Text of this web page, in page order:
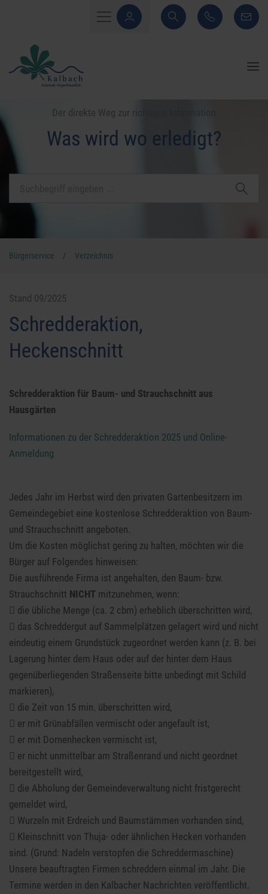
Der direkte Weg zur richtigen Information
Was wird wo erledigt?
Bürgerservice / Verzeichnis
Stand 09/2025
Schredderaktion,
Heckenschnitt
Schredderaktion für Baum- und Strauchschnitt aus
Hausgärten
Informationen zu der Schredderaktion 2025 und Online-
Anmeldung
Jedes Jahr im Herbst wird den privaten Gartenbesitzern im
Gemeindegebiet eine kostenlose Schredderaktion von Baum-
und Strauchschnitt angeboten.
Um die Kosten möglichst gering zu halten, möchten wir die
Bürger auf Folgendes hinweisen:
Die ausführende Firma ist angehalten, den Baum- bzw.
Strauchschnitt NICHT mitzunehmen, wenn:
 die übliche Menge (ca. 2 cbm) erheblich überschritten wird,
 das Schreddergut auf Sammelplätzen gelagert wird und nicht
eindeutig einem Grundstück zugeordnet werden kann (z. B. bei
Lagerung hinter dem Haus oder auf der hinter dem Haus
gegenüberliegenden Straßenseite bitte unbedingt mit Schild
markieren),
 die Zeit von 15 min. überschritten wird,
 er mit Grünabfällen vermischt oder angefault ist,
 er mit Dornenhecken vermischt ist,
 er nicht unmittelbar am Straßenrand und nicht geordnet
bereitgestellt wird,
 die Abholung der Gemeindeverwaltung nicht fristgerecht
gemeldet wird,
 Wurzeln mit Erdreich und Baumstämmen vorhanden sind,
 Kleinschnitt von Thuja- oder ähnlichen Hecken vorhanden
sind. (Grund: Nadeln verstopfen die Schreddermaschine)
Unsere beauftragten Firmen schreddern einmal im Jahr. Die
Termine werden in den Kalbacher Nachrichten veröffentlicht.